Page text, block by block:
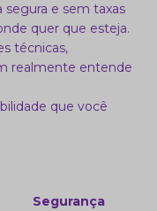
e sem taxas
quer que esteja.
técnicas,
realmente entende
que você
Segurança